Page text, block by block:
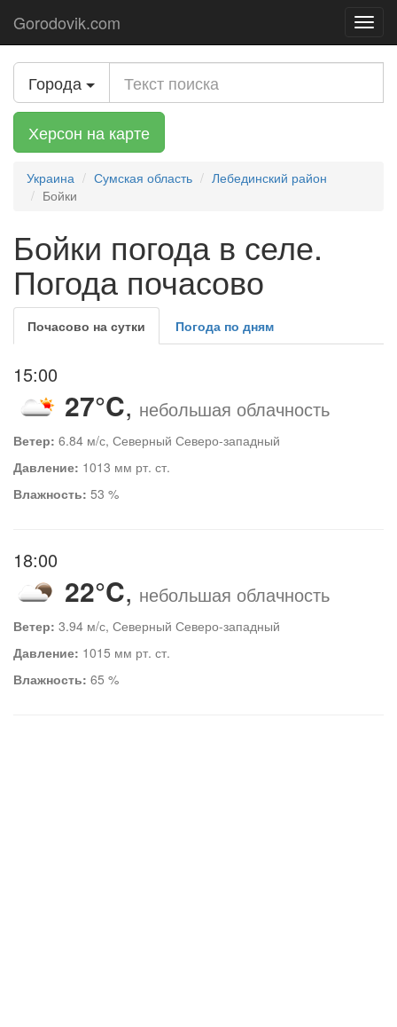
Gorodovik.com
Города
Херсон на карте
Украина Сумская область
Лебединский район
Бойки
Бойки погода в селе.
Погода почасово
Почасово на сутки Погода по дням
15:00
27°C, небольшая облачность
Ветер: 6.84 м/с, Северный Северо-западный
Давление: 1013 мм рт. ст.
Влажность: 53 %
18:00
22°C, небольшая облачность
Ветер: 3.94 м/с, Северный Северо-западный
Давление: 1015 мм рт. ст.
Влажность: 65 %